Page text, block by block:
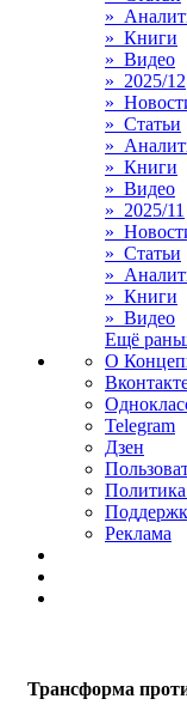
»
» Книги
» Видео
» 2025/12
»
» Статьи
»
» Книги
» Видео
» 2025/11
»
» Статьи
»
» Книги
» Видео
Ещё
О
Telegram
Дзен
Реклама
Трансформа